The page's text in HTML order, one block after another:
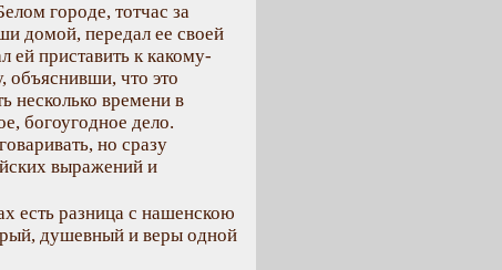
городе, тотчас за
домой, передал ее своей
ей приставить к какому-
объяснивши, что это
несколько времени в
богоугодное дело.
но сразу
выражений и
есть разница с нашенскою
душевный и веры одной